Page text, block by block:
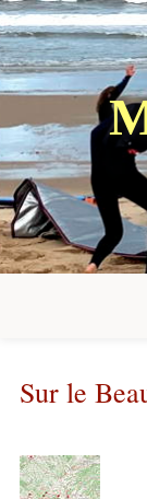
Sur le